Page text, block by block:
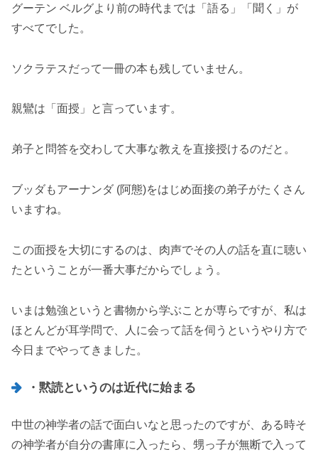
グーテン ベルグより前の時代までは「語る」「聞く」が
すべてでした。
ソクラテスだって一冊の本も残していません。
親鸞は「面授」と言っています。
弟子と問答を交わして大事な教えを直接授けるのだと。
ブッダもアーナンダ (阿態)をはじめ面接の弟子がたくさん
いますね。
この面授を大切にするのは、肉声でその人の話を直に聴い
たということが一番大事だからでしょう。
いまは勉強というと書物から学ぶことが専らですが、私は
ほとんどが耳学問で、人に会って話を伺うというやり方で
今日までやってきました。
・黙読というのは近代に始まる
中世の神学者の話で面白いなと思ったのですが、ある時そ
の神学者が自分の書庫に入ったら、甥っ子が無断で入って